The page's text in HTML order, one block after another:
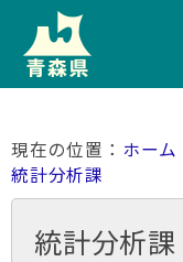
ホーム
統計分析課
統計分析課